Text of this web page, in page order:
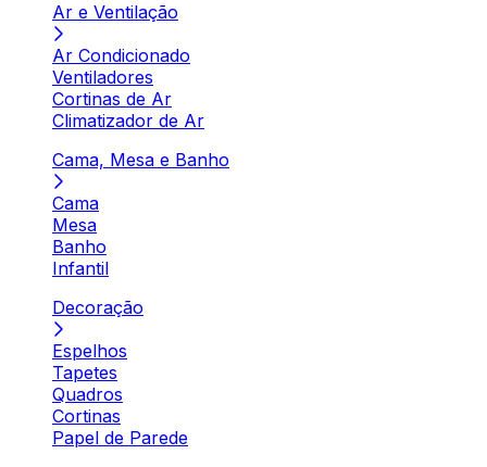
Ar e Ventilação
Ar Condicionado
Ventiladores
Cortinas de Ar
Climatizador de Ar
Cama, Mesa e Banho
Cama
Mesa
Banho
Infantil
Decoração
Espelhos
Tapetes
Quadros
Cortinas
Papel de Parede